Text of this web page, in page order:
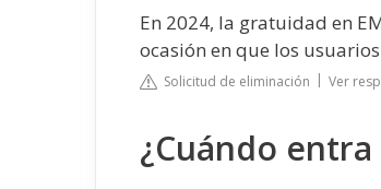
En 2024, la gratuidad en
ocasión en que los
Solicitud de eliminación Ver
¿Cuándo